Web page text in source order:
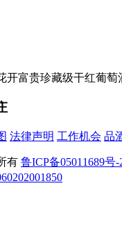
开富贵珍藏级干红葡萄
法律声明 工作机会 品
有 鲁ICP备05011689号-